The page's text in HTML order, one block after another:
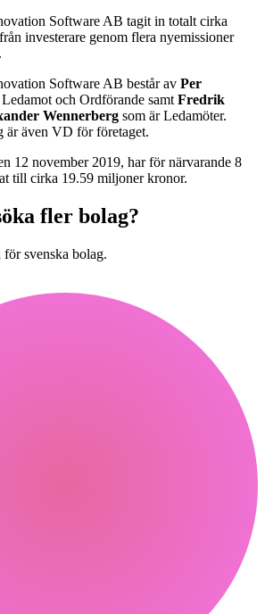
Software AB tagit in totalt cirka
investerare genom flera nyemissioner
Software AB består av Per
och Ordförande samtFredrik
Wennerberg som är Ledamöter.
är även VD för företaget.
12 november 2019, har för närvarande 8
till cirka 19.59 miljoner kronor.
fler bolag?
svenska bolag.